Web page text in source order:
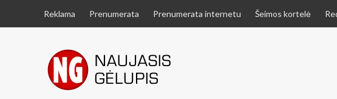
Reklama Prenumerata Prenumerata internetu Šeimos kortelė